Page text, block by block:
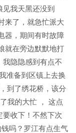
我天黑还没到
来了，就急忙派大
器，期间有时故障
就在旁边默默地打
隐隐感到有点不
准备到区镇上去换
到了绣花桥，该分
我的大忙 ， 这点
收下！不然下次
吗？罗江有点生气